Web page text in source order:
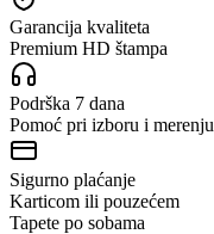
Garancija kvaliteta
Premium HD štampa
Podrška 7 dana
Pomoć pri izboru i merenju
Sigurno plaćanje
Karticom ili pouzećem
Tapete po sobama